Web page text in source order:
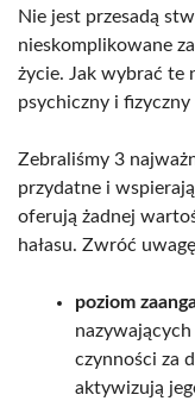
Nie jest przesadą
nieskomplikowane
życie. Jak wybrać te
psychiczny i
Zebraliśmy 3
przydatne i
oferują żadnej
hałasu. Zwróć
poziom
czynności za
aktywizują